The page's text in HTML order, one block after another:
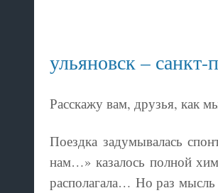
ульяновск – санкт-
Расскажу вам, друзья, как
Поездка задумывалась
нам…» казалось полной
располагала… Но раз мысль